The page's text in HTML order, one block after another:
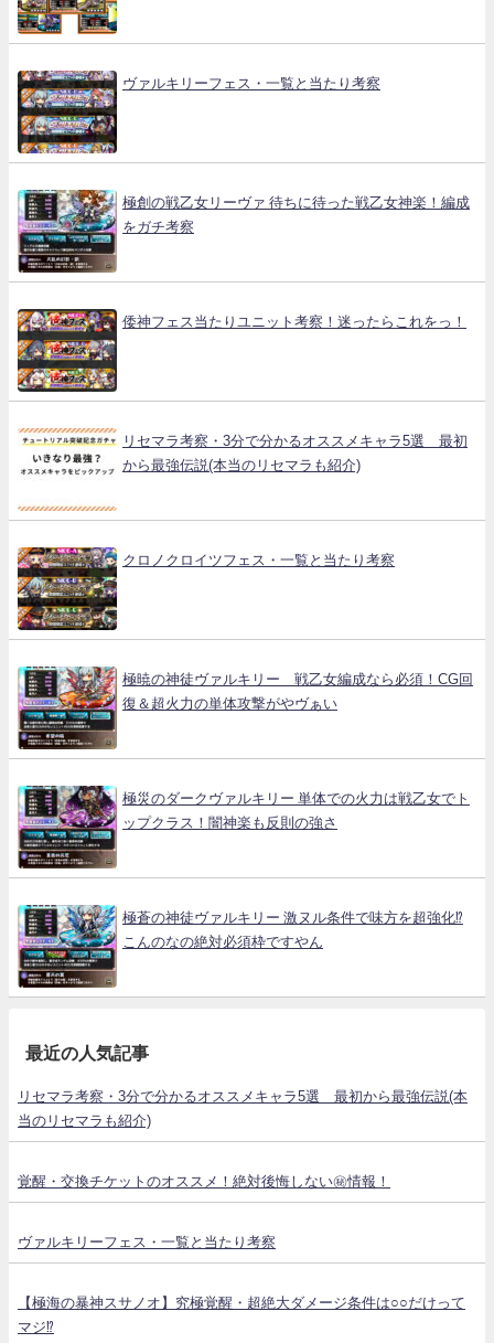
ヴァルキリーフェス・一覧と当たり考察
極創の戦乙女リーヴァ 待ちに待った戦乙女神楽！編成
をガチ考察
倭神フェス当たりユニット考察！迷ったらこれをっ！
リセマラ考察・3分で分かるオススメキャラ5選 最初
から最強伝説(本当のリセマラも紹介)
クロノクロイツフェス・一覧と当たり考察
極暁の神徒ヴァルキリー 戦乙女編成なら必須！CG回
復＆超火力の単体攻撃がやヴぁい
極災のダークヴァルキリー 単体での火力は戦乙女でト
ップクラス！闇神楽も反則の強さ
極蒼の神徒ヴァルキリー 激ヌル条件で味方を超強化⁉
こんのなの絶対必須枠ですやん
最近の人気記事
リセマラ考察・3分で分かるオススメキャラ5選 最初から最強伝説(本
当のリセマラも紹介)
覚醒・交換チケットのオススメ！絶対後悔しない㊙情報！
ヴァルキリーフェス・一覧と当たり考察
【極海の暴神スサノオ】究極覚醒・超絶大ダメージ条件は○○だけって
マジ⁉